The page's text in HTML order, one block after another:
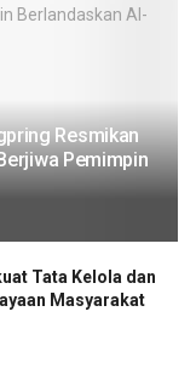
Resmikan
Pemimpin
Tata Kelola dan
Masyarakat